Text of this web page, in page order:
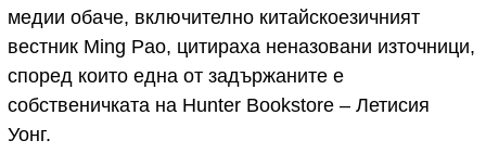
медии обаче, включително китайскоезичният
вестник Ming Pao, цитираха неназовани източници,
според които една от задържаните е
собственичката на Hunter Bookstore – Летисия
Уонг.